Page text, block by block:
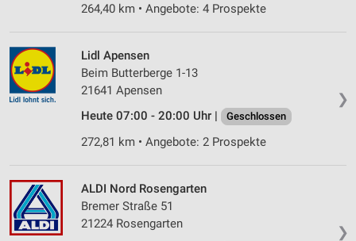
264,40 km • Angebote: 4 Prospekte
❯
Lidl Apensen
Beim Butterberge 1-13
21641 Apensen
Heute 07:00 - 20:00 Uhr |
Geschlossen
272,81 km • Angebote: 2 Prospekte
❯
ALDI Nord Rosengarten
Bremer Straße 51
21224 Rosengarten